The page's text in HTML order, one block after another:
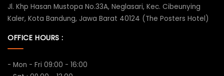
Jl. Khp Hasan Mustopa No.33A, Neglasari, Kec. Cibeunying
Kaler, Kota Bandung, Jawa Barat 40124 (The Posters Hotel)
OFFICE HOURS :
- Mon - Fri 09:00 - 16:00